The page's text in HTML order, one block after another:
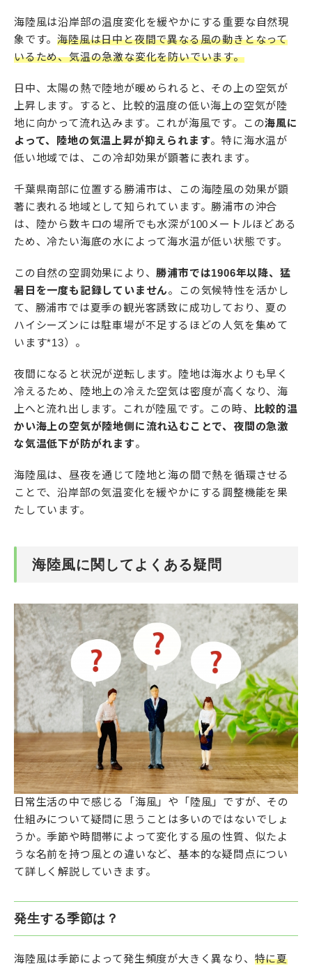
海陸風は沿岸部の温度変化を緩やかにする重要な自然現
象です。海陸風は日中と夜間で異なる風の動きとなって
いるため、気温の急激な変化を防いでいます。
日中、太陽の熱で陸地が暖められると、その上の空気が
上昇します。すると、比較的温度の低い海上の空気が陸
地に向かって流れ込みます。これが海風です。この海風に
よって、陸地の気温上昇が抑えられます。特に海水温が
低い地域では、この冷却効果が顕著に表れます。
千葉県南部に位置する勝浦市は、この海陸風の効果が顕
著に表れる地域として知られています。勝浦市の沖合
は、陸から数キロの場所でも水深が100メートルほどある
ため、冷たい海底の水によって海水温が低い状態です。
この自然の空調効果により、勝浦市では1906年以降、猛
暑日を一度も記録していません。この気候特性を活かし
て、勝浦市では夏季の観光客誘致に成功しており、夏の
ハイシーズンには駐車場が不足するほどの人気を集めて
います*13）。
夜間になると状況が逆転します。陸地は海水よりも早く
冷えるため、陸地上の冷えた空気は密度が高くなり、海
上へと流れ出します。これが陸風です。この時、 比較的温
かい海上の空気が陸地側に流れ込むことで、夜間の急激
な気温低下が防がれます。
海陸風は、昼夜を通じて陸地と海の間で熱を循環させる
ことで、沿岸部の気温変化を緩やかにする調整機能を果
たしています。
海陸風に関してよくある疑問
日常生活の中で感じる「海風」や「陸風」ですが、その
仕組みについて疑問に思うことは多いのではないでしょ
うか。季節や時間帯によって変化する風の性質、似たよ
うな名前を持つ風との違いなど、基本的な疑問点につい
て詳しく解説していきます。
発生する季節は？
海陸風は季節によって発生頻度が大きく異なり、 特に夏